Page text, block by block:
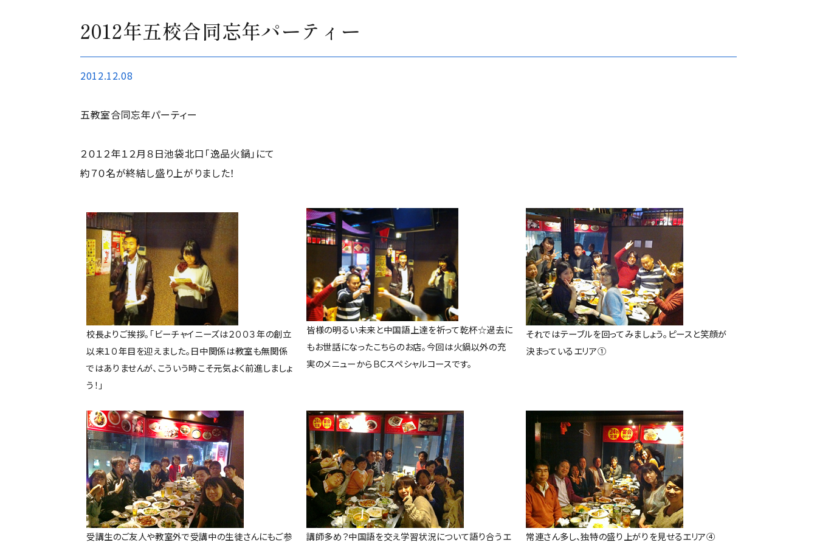
2012年五校合同忘年パーティー
2012.12.08
五教室合同忘年パーティー
２０１２年１２月８日池袋北口「逸品火鍋」にて
約７０名が終結し盛り上がりました！
校長よりご挨拶。「ビーチャイニーズは２００３年の創立
以来１０年目を迎えました。日中関係は教室も無関係
ではありませんが、こういう時こそ元気よく前進しましょ
う！」
皆様の明るい未来と中国語上達を祈って乾杯☆過去に
もお世話になったこちらのお店。今回は火鍋以外の充
実のメニューからＢＣスペシャルコースです。
それではテーブルを回ってみましょう。ピースと笑顔が
決まっているエリア①
受講生のご友人や教室外で受講中の生徒さんにもご参
講師多め？中国語を交え学習状況について語り合うエ
常連さん多し、独特の盛り上がりを見せるエリア④